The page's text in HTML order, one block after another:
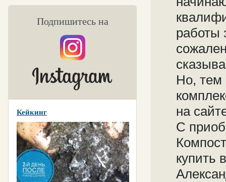
Подпишитесь на
Кейкинг
работы
Но, тем
на
С
купить